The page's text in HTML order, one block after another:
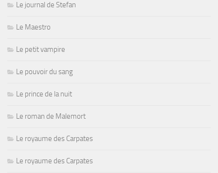
Le journal de Stefan
Le Maestro
Le petit vampire
Le pouvoir du sang
Le prince de la nuit
Le roman de Malemort
Le royaume des Carpates
Le royaume des Carpates